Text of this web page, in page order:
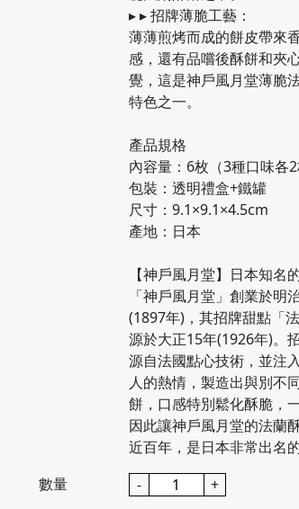
▸ ▸ 招牌薄脆工藝：
薄薄煎烤而成的餅皮帶來
感，還有品嚐後酥餅和夾
覺，這是神戶風月堂薄脆
特色之一。
產品規格
內容量：6枚（3種口味各2
包裝：透明禮盒+鐵罐
尺寸：9.1×9.1×4.5cm
產地：日本
【神戶風月堂】日本知名
「神戶風月堂」創業於明
(1897年)，其招牌甜點「
源於大正15年(1926年)。
源自法國點心技術，並注
人的熱情，製造出與別不
餅，口感特別鬆化酥脆，一
因此讓神戶風月堂的法蘭
近百年，是日本非常出名的
數量
- +